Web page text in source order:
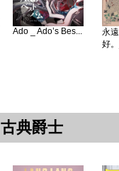
Ado _ Ado’s Bes...
永
好
古典爵士